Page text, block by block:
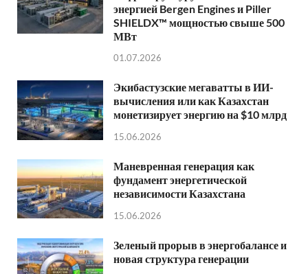
энергией Bergen Engines и Piller
SHIELDX™ мощностью свыше 500
МВт
01.07.2026
Экибастузские мегаватты в ИИ-
вычисления или как Казахстан
монетизирует энергию на $10 млрд
15.06.2026
Маневренная генерация как
фундамент энергетической
независимости Казахстана
15.06.2026
Зеленый прорыв в энергобалансе и
новая структура генерации